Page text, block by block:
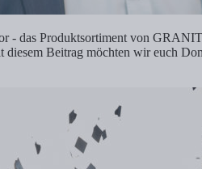
- das Produktsortiment von
diesem Beitrag möchten wir euch